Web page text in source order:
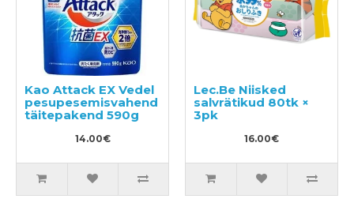
Kao Attack EX Vedel
pesupesemisvahend
täitepakend 590g
14.00€
Lec.Be Niisked
salvrätikud 80tk ×
3pk
16.00€